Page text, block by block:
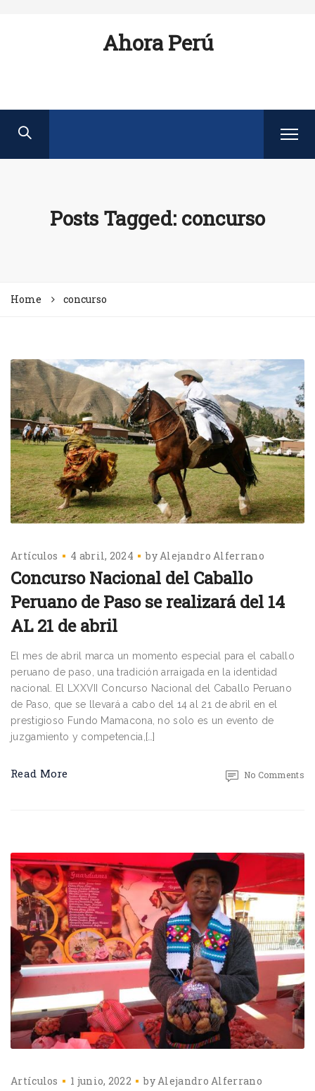
Ahora Perú
Posts Tagged: concurso
Home concurso
Artículos 4 abril, 2024 byAlejandro Alferrano
Concurso Nacional del Caballo
Peruano de Paso se realizará del 14
AL 21 de abril
El mes de abril marca un momento especial para el caballo
peruano de paso, una tradición arraigada en la identidad
nacional. El LXXVII Concurso Nacional del Caballo Peruano
de Paso, que se llevará a cabo del 14 al 21 de abril en el
prestigioso Fundo Mamacona, no solo es un evento de
juzgamiento y competencia,[…]
Read More No Comments
Artículos 1 junio, 2022 byAlejandro Alferrano